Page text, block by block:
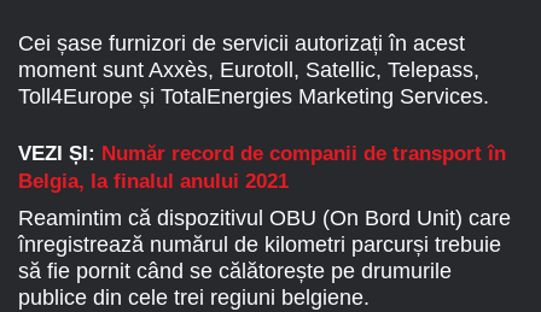
Cei șase furnizori de servicii autorizați în acest
moment sunt Axxès, Eurotoll, Satellic, Telepass,
Toll4Europe și TotalEnergies Marketing Services.
VEZI ȘI: Număr record de companii de transport în
Belgia, la finalul anului 2021
Reamintim că dispozitivul OBU (On Bord Unit) care
înregistrează numărul de kilometri parcurși trebuie
să fie pornit când se călătorește pe drumurile
publice din cele trei regiuni belgiene.